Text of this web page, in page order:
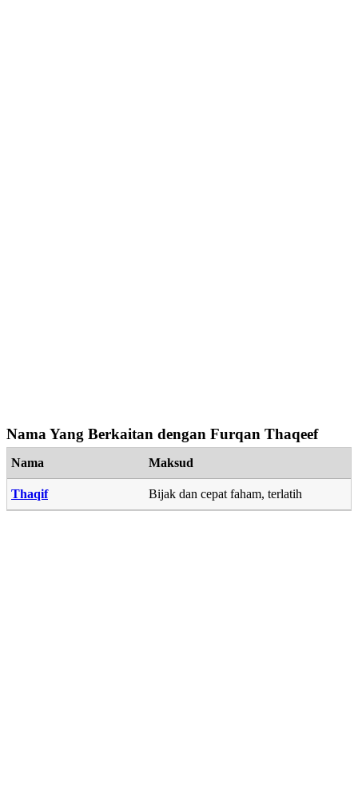
Nama Yang Berkaitan dengan Furqan Thaqeef
Nama Maksud
Thaqif Bijak dan cepat faham, terlatih